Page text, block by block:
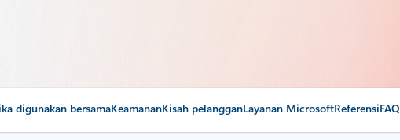
digunakan bersamaKeamananKisah pelangganLayanan MicrosoftReferensiFAQ